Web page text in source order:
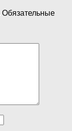
Обязательные